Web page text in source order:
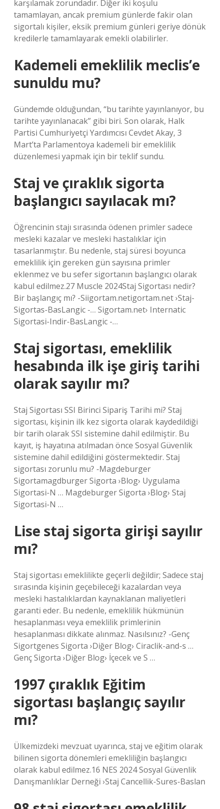
karşılamak zorundadır. Diğer iki koşulu
tamamlayan, ancak premium günlerde fakir olan
sigortalı kişiler, eksik premium günleri geriye dönük
kredilerle tamamlayarak emekli olabilirler.
Kademeli emeklilik meclis’e
sunuldu mu?
Gündemde olduğundan, “bu tarihte yayınlanıyor, bu
tarihte yayınlanacak” gibi biri. Son olarak, Halk
Partisi Cumhuriyetçi Yardımcısı Cevdet Akay, 3
Mart’ta Parlamentoya kademeli bir emeklilik
düzenlemesi yapmak için bir teklif sundu.
Staj ve çıraklık sigorta
başlangıcı sayılacak mı?
Öğrencinin stajı sırasında ödenen primler sadece
mesleki kazalar ve mesleki hastalıklar için
tasarlanmıştır. Bu nedenle, staj süresi boyunca
emeklilik için gereken gün sayısına primler
eklenmez ve bu sefer sigortanın başlangıcı olarak
kabul edilmez.27 Muscle 2024Staj Sigortası nedir?
Bir başlangıç ​​mı? -Siigortam.netigortam.net ›Staj-
Sigortas-BasLangic -… Sigortam.net› Internatic
Sigortasi-Indir-BasLangic -…
Staj sigortası, emeklilik
hesabında ilk işe giriş tarihi
olarak sayılır mı?
Staj Sigortası SSI Birinci Sipariş Tarihi mi? Staj
sigortası, kişinin ilk kez sigorta olarak kaydedildiği
bir tarih olarak SSI sistemine dahil edilmiştir. Bu
kayıt, iş hayatına atılmadan önce Sosyal Güvenlik
sistemine dahil edildiğini göstermektedir. Staj
sigortası zorunlu mu? -Magdeburger
Sigortamagdburger Sigorta ›Blog› Uygulama
Sigortasi-N … Magdeburger Sigorta ›Blog› Staj
Sigortasi-N …
Lise staj sigorta girişi sayılır
mı?
Staj sigortası emeklilikte geçerli değildir; Sadece staj
sırasında kişinin geçebileceği kazalardan veya
mesleki hastalıklardan kaynaklanan maliyetleri
garanti eder. Bu nedenle, emeklilik hükmünün
hesaplanması veya emeklilik primlerinin
hesaplanması dikkate alınmaz. Nasılsınız? -Genç
Sigortgenes Sigorta ›Diğer Blog› Ciraclik-and-s …
Genç Sigorta ›Diğer Blog› İçecek ve S …
1997 çıraklık Eğitim
sigortası başlangıç sayılır
mı?
Ülkemizdeki mevzuat uyarınca, staj ve eğitim olarak
bilinen sigorta dönemleri emekliliğin başlangıcı
olarak kabul edilmez.16 NES 2024 Sosyal Güvenlik
Danışmanlıklar Derneği ›Staj Cancellik-Sures-Baslan